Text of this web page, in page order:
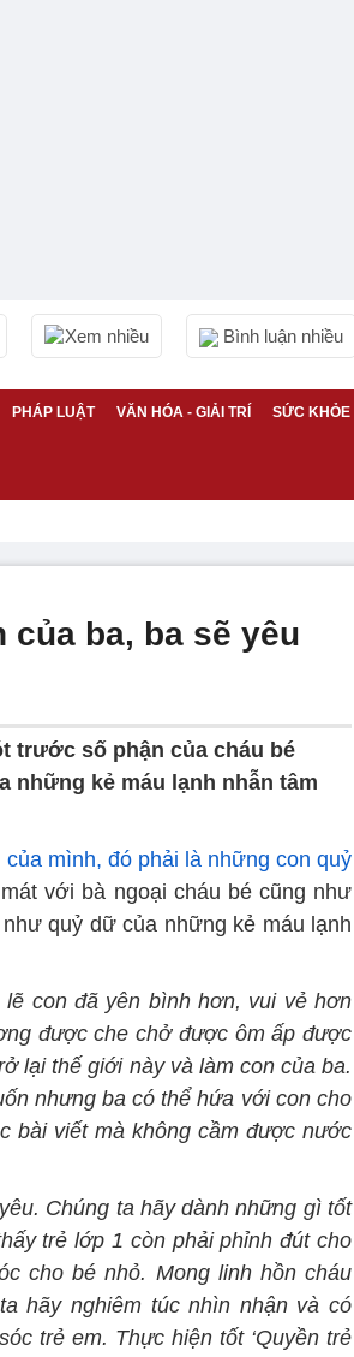
Xem nhiều Bình luận nhiều
PHÁP LUẬT VĂN HÓA - GIẢI TRÍ SỨC KHỎE
ba, ba sẽ yêu
trước số phận của cháu bé
những kẻ máu lạnh nhẫn tâm
của mình, đó phải là những con quỷ
với bà ngoại cháu bé cũng như
quỷ dữ của những kẻ máu lạnh
lẽ con đã yên bình hơn, vui vẻ hơn
được che chở được ôm ấp được
lại thế giới này và làm con của ba.
nhưng ba có thể hứa với con cho
bài viết mà không cầm được nước
Chúng ta hãy dành những gì tốt
trẻ lớp 1 còn phải phỉnh đút cho
cho bé nhỏ. Mong linh hồn cháu
hãy nghiêm túc nhìn nhận và có
trẻ em. Thực hiện tốt ‘Quyền trẻ